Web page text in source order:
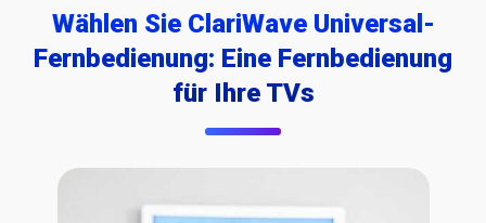
Wählen Sie ClariWave Universal-
Fernbedienung: Eine Fernbedienung
für Ihre TVs